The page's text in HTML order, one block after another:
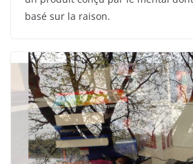
basé sur la raison.